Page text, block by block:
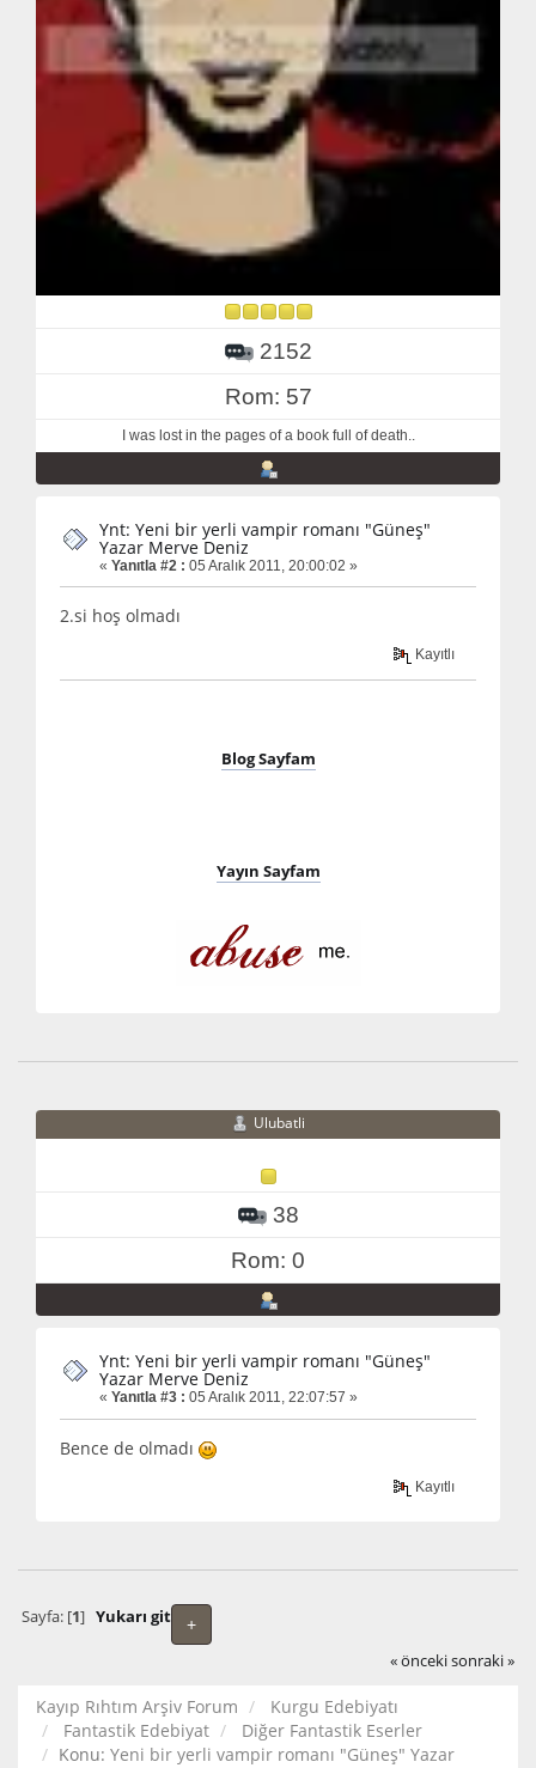
2152
Rom: 57
I was lost in the pages of a book full of death..
Ynt: Yeni bir yerli vampir romanı "Güneş"
Yazar Merve Deniz
« Yanıtla #2 : 05 Aralık 2011, 20:00:02 »
2.si hoş olmadı
Kayıtlı
Blog Sayfam
Yayın Sayfam
Ulubatli
38
Rom: 0
Ynt: Yeni bir yerli vampir romanı "Güneş"
Yazar Merve Deniz
« Yanıtla #3 : 05 Aralık 2011, 22:07:57 »
Bence de olmadı
Kayıtlı
+
Sayfa: [1] Yukarı git
« önceki sonraki »
Kayıp Rıhtım Arşiv Forum
Kurgu Edebiyatı
Fantastik Edebiyat
Diğer Fantastik Eserler
Konu: Yeni bir yerli vampir romanı "Güneş" Yazar